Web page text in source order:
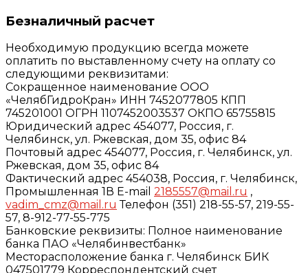
Безналичный расчет
Необходимую продукцию всегда можете
оплатить по выставленному счету на оплату со
следующими реквизитами:
Сокращенное наименование ООО
«ЧелябГидроКран» ИНН 7452077805 КПП
745201001 ОГРН 1107452003537 ОКПО 65755815
Юридический адрес 454077, Россия, г.
Челябинск, ул. Ржевская, дом 35, офис 84
Почтовый адрес 454077, Россия, г. Челябинск, ул.
Ржевская, дом 35, офис 84
Фактический адрес 454038, Россия, г. Челябинск,
Промышленная 1В E-mail 2185557@mail.ru ,
vadim_cmz@mail.ru Телефон (351) 218-55-57, 219-55-
57, 8-912-77-55-775
Банковские реквизиты: Полное наименование
банка ПАО «Челябинвестбанк»
Месторасположение банка г. Челябинск БИК
047501779 Корреспондентский счет